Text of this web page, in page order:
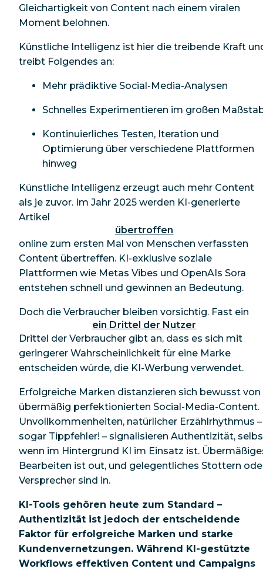
Gleichartigkeit von Content nach einem viralen
Moment belohnen.
Künstliche Intelligenz ist hier die treibende Kraft
treibt Folgendes an:
Mehr prädiktive Social-Media-Analysen
Schnelles Experimentieren im großen
Kontinuierliches Testen, Iteration und
Optimierung über verschiedene Plattformen
hinweg
Künstliche Intelligenz erzeugt auch mehr Content
als je zuvor. Im Jahr 2025 werden KI-generierte
Artikel
übertroffen
online zum ersten Mal von Menschen verfassten
Content übertreffen. KI-exklusive soziale
Plattformen wie Metas Vibes und OpenAIs Sora
entstehen schnell und gewinnen an Bedeutung.
Doch die Verbraucher bleiben vorsichtig. Fast ein
ein Drittel der Nutzer
Drittel der Verbraucher gibt an, dass es sich mit
geringerer Wahrscheinlichkeit für eine Marke
entscheiden würde, die KI-Werbung verwendet.
Erfolgreiche Marken distanzieren sich bewusst von
übermäßig perfektionierten Social-Media-Content.
Unvollkommenheiten, natürlicher Erzählrhythmus –
sogar Tippfehler! – signalisieren Authentizität,
wenn im Hintergrund KI im Einsatz ist.
Bearbeiten ist out, und gelegentliches Stottern
Versprecher sind in.
KI-Tools gehören heute zum Standard –
Authentizität ist jedoch der entscheidende
Faktor für erfolgreiche Marken und starke
Kundenvernetzungen. Während KI-gestützte
Workflows effektiven Content und Campaigns